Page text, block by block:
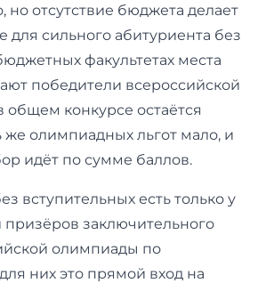
но отсутствие бюджета делает
сильного абитуриента без
факультетах места
победители всероссийской
конкурсе остаётся
же олимпиадных льгот мало, и
идёт по сумме баллов.
вступительных есть только у
заключительного
олимпиады по
них это прямой вход на